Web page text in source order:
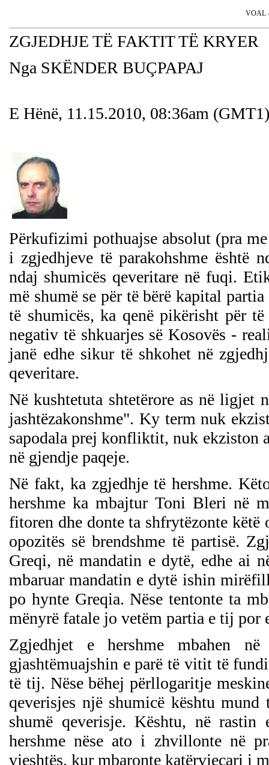
VOAL
ZGJEDHJE TË FAKTIT TË KRYER
Nga SKËNDER BUÇPAPAJ
E Hënë, 11.15.2010, 08:36am (GMT1)
Përkufizimi pothuajse absolut (pra
i zgjedhjeve të parakohshme është
ndaj shumicës qeveritare në fuqi.
më shumë se për të bërë kapital
të shumicës, ka qenë pikërisht për
negativ të shkuarjes së Kosovës -
janë edhe sikur të shkohet në
qeveritare.
Në kushtetuta shtetërore as në ligjet
jashtëzakonshme". Ky term nuk
sapodala prej konfliktit, nuk ekziston
në gjendje paqeje.
Në fakt, ka zgjedhje të hershme.
hershme ka mbajtur Toni Bleri në
fitoren dhe donte ta shfrytëzonte
opozitës së brendshme të partisë.
Greqi, në mandatin e dytë, edhe ai
mbaruar mandatin e dytë ishin
po hynte Greqia. Nëse tentonte ta
mënyrë fatale jo vetëm partia e tij por
Zgjedhjet e hershme mbahen
gjashtëmuajshin e parë të vitit të
të tij. Nëse bëhej përllogaritje
qeverisjes një shumicë kështu
shumë qeverisje. Kështu, në
hershme nëse ato i zhvillonte në
vjeshtës, kur mbaronte katërvjeçari i